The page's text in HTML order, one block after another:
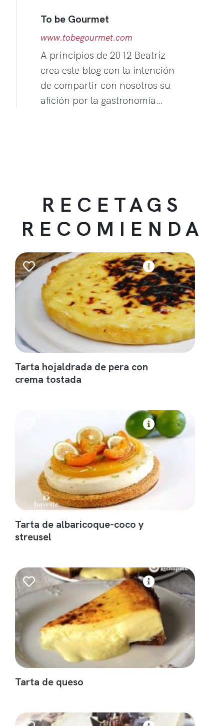
To be Gourmet
www.tobegourmet.com
A principios de 2012 Beatriz
crea este blog con la intención
de compartir con nosotros su
afición por la gastronomía…
RECETAGS
RECOMIENDA
Tarta hojaldrada de pera con
crema tostada
Tarta de albaricoque-coco y
streusel
Tarta de queso